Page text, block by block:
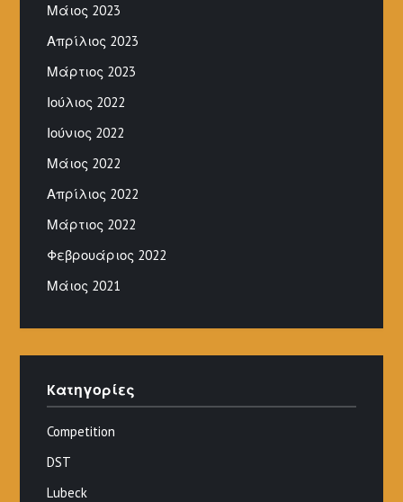
Μάιος 2023
Απρίλιος 2023
Μάρτιος 2023
Ιούλιος 2022
Ιούνιος 2022
Μάιος 2022
Απρίλιος 2022
Μάρτιος 2022
Φεβρουάριος 2022
Μάιος 2021
Kατηγορίες
Competition
DST
Lubeck